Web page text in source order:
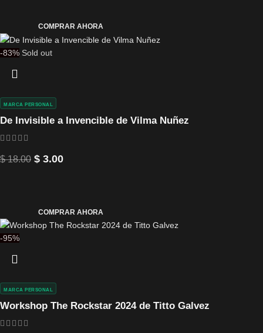
COMPRAR AHORA
-83% Sold out
De Invisible a Invencible de Vilma Nuñez
MARCA PERSONAL
$18.00 $ 3.00
COMPRAR AHORA
-95%
Workshop The Rockstar 2024 de Titto Galvez
MARCA PERSONAL